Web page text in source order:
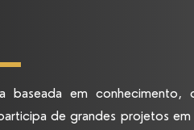
em conhecimento,
de grandes projetos